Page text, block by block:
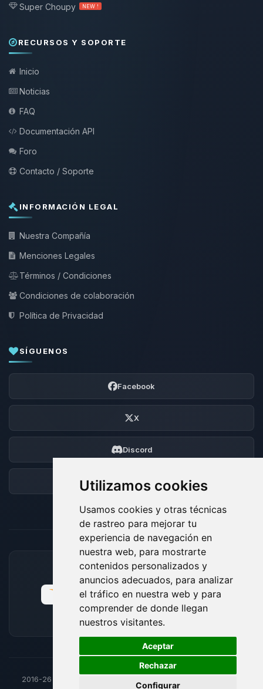
Utilizamos cookies
Usamos cookies y otras técnicas
de rastreo para mejorar tu
experiencia de navegación en
nuestra web, para mostrarte
contenidos personalizados y
anuncios adecuados, para analizar
el tráfico en nuestra web y para
comprender de donde llegan
nuestros visitantes.
Aceptar
Rechazar
Configurar
Super Choupy NEW !
RECURSOS Y SOPORTE
Inicio
Noticias
FAQ
Documentación API
Foro
Contacto / Soporte
INFORMACIÓN LEGAL
Nuestra Compañía
Menciones Legales
Términos / Condiciones
Condiciones de colaboración
Política de Privacidad
SÍGUENOS
Facebook
X
Discord
Foro
MÉTODOS DE PAGO ACEPTADOS
2016-26
🍪